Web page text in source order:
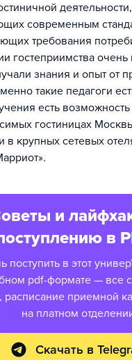
деятельности,
современным
требования
гостеприимства
знания и опыт от
такие педагоги
есть возможность
гостиницах
в крупных сетевых
и
в
поступить в этот
pdf-формате — все
расписание приемной
на платном
Скачать в